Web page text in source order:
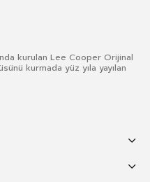
kurulan Lee Cooper Orijinal
kurmada yüz yıla yayılan